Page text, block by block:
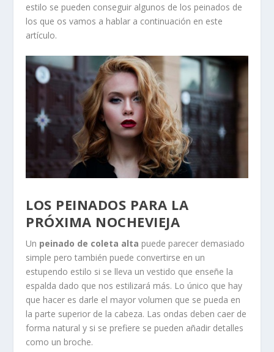
estilo se pueden conseguir algunos de los peinados de
los que os vamos a hablar a continuación en este
artículo.
LOS PEINADOS PARA LA
PRÓXIMA NOCHEVIEJA
Un peinado de coleta alta puede parecer demasiado
simple pero también puede convertirse en un
estupendo estilo si se lleva un vestido que enseñe la
espalda dado que nos estilizará más. Lo único que hay
que hacer es darle el mayor volumen que se pueda en
la parte superior de la cabeza. Las ondas deben caer de
forma natural y si se prefiere se pueden añadir detalles
como un broche.